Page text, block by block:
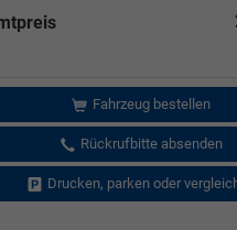
Fahrzeug bestellen
Rückrufbitte absenden
Drucken, parken oder